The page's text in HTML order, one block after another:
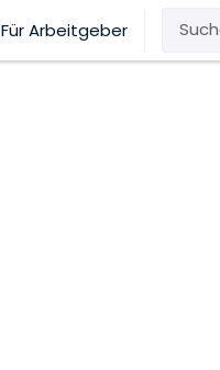
Für Arbeitgeber